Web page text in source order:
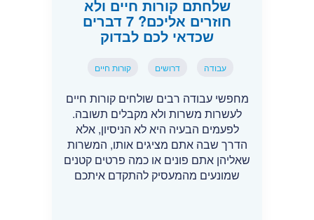
שלחתם קורות חיים ולא
חוזרים אליכם? 7 דברים
שכדאי לכם לבדוק
עבודה דרושים קורות חיים
מחפשי עבודה רבים שולחים קורות חיים
לעשרות משרות ולא מקבלים תשובה.
לפעמים הבעיה היא לא הניסיון, אלא
הדרך שבה אתם מציגים אותו, המשרות
שאליהן אתם פונים או כמה פרטים קטנים
שמונעים מהמעסיק להתקדם איתכם